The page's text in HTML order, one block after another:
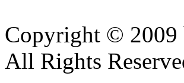
Copyright © 2009
All Rights